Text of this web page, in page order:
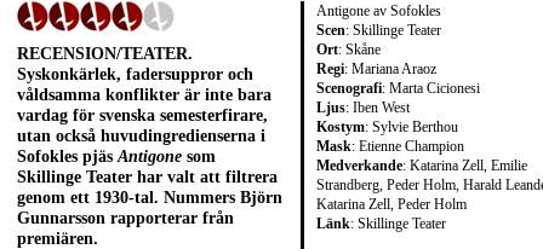
Antigone av Sofokles
Scen: Skillinge Teater
Ort: Skåne
Regi: Mariana Araoz
Scenografi: Marta Cicionesi
Ljus: Iben West
Kostym: Sylvie Berthou
Mask: Etienne Champion
Medverkande: Katarina Zell, Emilie
Strandberg, Peder Holm, Harald
Katarina Zell, Peder Holm
Länk: Skillinge Teater
RECENSION/TEATER.
Syskonkärlek, fadersuppror och
våldsamma konflikter är inte bara
vardag för svenska semesterfirare,
utan också huvudingredienserna i
Sofokles pjäs Antigone som
Skillinge Teater har valt att filtrera
genom ett 1930-tal. Nummers Björn
Gunnarsson rapporterar från
premiären.